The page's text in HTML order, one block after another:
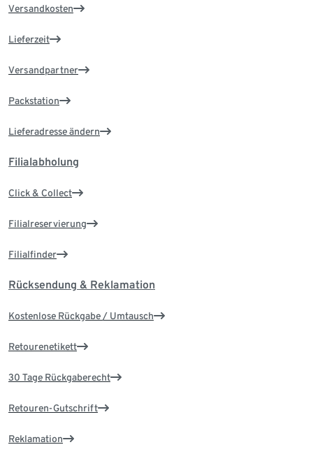
Versandkosten
Lieferzeit
Versandpartner
Packstation
Lieferadresse ändern
Filialabholung
Click & Collect
Filialreservierung
Filialfinder
Rücksendung & Reklamation
Kostenlose Rückgabe / Umtausch
Retourenetikett
30 Tage Rückgaberecht
Retouren-Gutschrift
Reklamation